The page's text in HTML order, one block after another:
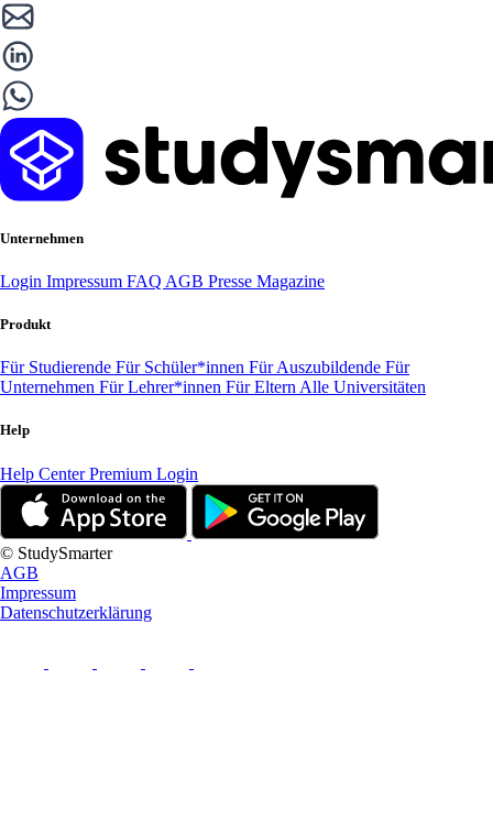
Unternehmen
Login Impressum FAQ AGB Presse Magazine
Produkt
Für Studierende Für Schüler*innen Für Auszubildende Für
Unternehmen Für Lehrer*innen Für Eltern Alle Universitäten
Help
Help CenterPremium Login
© StudySmarter
AGB
Impressum
Datenschutzerklärung